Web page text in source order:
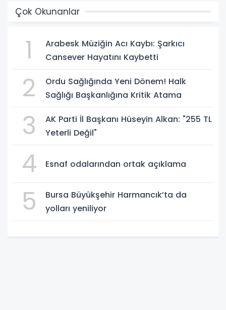
Çok Okunanlar
1
Arabesk Müziğin Acı Kaybı: Şarkıcı
Cansever Hayatını Kaybetti
2
Ordu Sağlığında Yeni Dönem! Halk
Sağlığı Başkanlığına Kritik Atama
3
AK Parti İl Başkanı Hüseyin Alkan: "255 TL
Yeterli Değil"
4 Esnaf odalarından ortak açıklama
5
Bursa Büyükşehir Harmancık’ta da
yolları yeniliyor